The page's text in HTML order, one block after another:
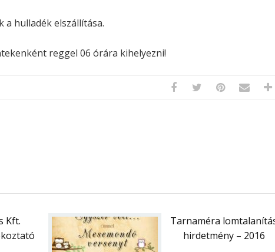
hulladék elszállítása.
reggel 06 órára kihelyezni!
Kft.
Tarnaméra
hirdetmény – 2016